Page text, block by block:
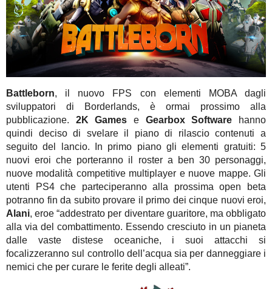
Battleborn, il nuovo FPS con elementi MOBA dagli
sviluppatori di Borderlands, è ormai prossimo alla
pubblicazione. 2K Games e Gearbox Software hanno
quindi deciso di svelare il piano di rilascio contenuti a
seguito del lancio. In primo piano gli elementi gratuiti: 5
nuovi eroi che porteranno il roster a ben 30 personaggi,
nuove modalità competitive multiplayer e nuove mappe. Gli
utenti PS4 che parteciperanno alla prossima open beta
potranno fin da subito provare il primo dei cinque nuovi eroi,
Alani, eroe “addestrato per diventare guaritore, ma obbligato
alla via del combattimento. Essendo cresciuto in un pianeta
dalle vaste distese oceaniche, i suoi attacchi si
focalizzeranno sul controllo dell’acqua sia per danneggiare i
nemici che per curare le ferite degli alleati”.